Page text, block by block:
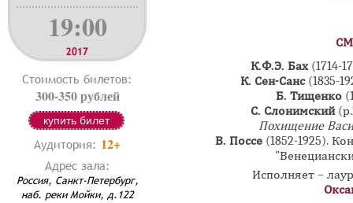
19:00
2017
Стоимость билетов:
300-350 рублей
купить билет
Аудитория: 12+
Адрес зала:
Россия, Санкт-Петербург,
наб. реки Мойки, д.122
К.Ф.Э. Бах (1714-
К. Сен-Санс (1835-
Б. Тищенко
С. Слонимский
Похищение
В. Поссе (1852-1925).
Исполняет –